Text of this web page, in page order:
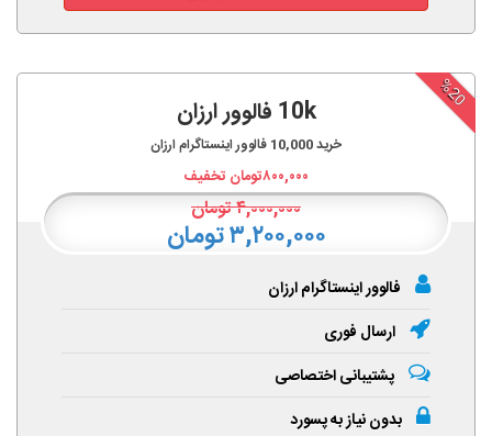
%20
10k فالوور ارزان
خرید10,000 فالوور اینستاگرام ارزان
۸۰۰,۰۰۰تومان تخفیف
۴,۰۰۰,۰۰۰تومان
۳,۲۰۰,۰۰۰ تومان
فالوور اینستاگرام ارزان
ارسال فوری
پشتیبانی اختصاصی
بدون نیاز به پسورد